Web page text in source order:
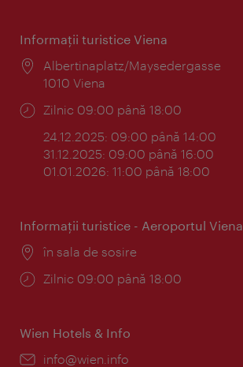
Informaţii turistice Viena
Locul:
Albertinaplatz/Maysedergasse
1010 Viena
Program:
Zilnic 09:00 până 18:00
24.12.2025: 09:00 până 14:00
31.12.2025: 09:00 până 16:00
01.01.2026: 11:00 până 18:00
Informaţii turistice - Aeroportul Viena
Locul:
în sala de sosire
Program:
Zilnic 09:00 până 18:00
Wien Hotels & Info
E-
info@wien.info